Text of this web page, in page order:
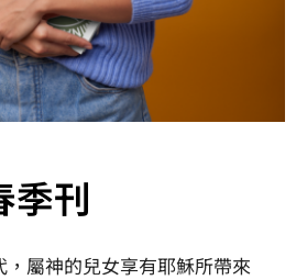
季刊
屬神的兒女享有耶穌所帶來